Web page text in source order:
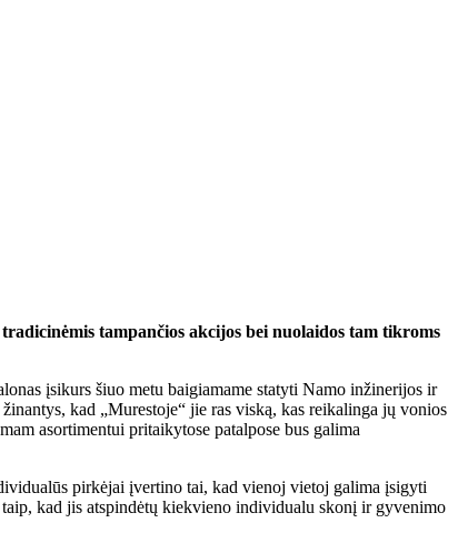
tampančios akcijos bei nuolaidos tam tikroms
įsikurs šiuo metu baigiamame statyti Namo inžinerijos ir
kad „Murestoje“ jie ras viską, kas reikalinga jų vonios
asortimentui pritaikytose patalpose bus galima
pirkėjai įvertino tai, kad vienoj vietoj galima įsigyti
kad jis atspindėtų kiekvieno individualu skonį ir gyvenimo